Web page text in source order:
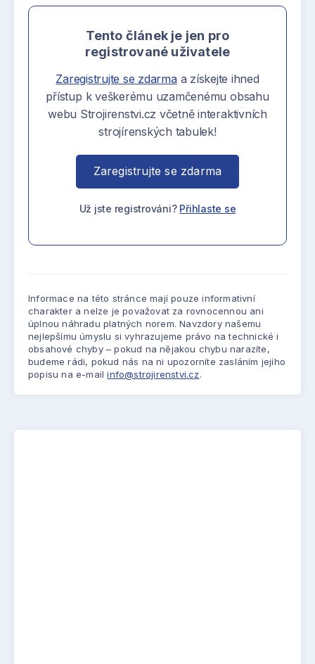
Tento článek je jen pro
registrované uživatele
Zaregistrujte se zdarmaa získejte ihned
přístup k veškerému uzamčenému obsahu
webu Strojirenstvi.cz včetně interaktivních
strojírenských tabulek!
Zaregistrujte se zdarma
Už jste registrováni? Přihlaste se
Informace na této stránce mají pouze informativní
charakter a nelze je považovat za rovnocennou ani
úplnou náhradu platných norem. Navzdory našemu
nejlepšímu úmyslu si vyhrazujeme právo na technické i
obsahové chyby – pokud na nějakou chybu narazíte,
budeme rádi, pokud nás na ni upozorníte zasláním jejího
popisu na e-mailinfo@strojirenstvi.cz.